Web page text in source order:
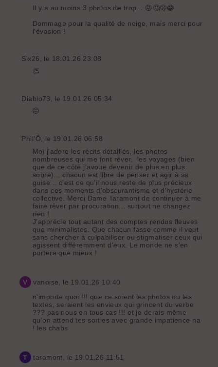
Il y a au moins 3 photos de trop... 😡🤔🫢😂
Dommage pour la qualité de neige, mais merci pour
l'évasion !
Six26 , le 18.01.26 23:08
👏
Diablo73
, le 19.01.26 05:34
🤭
Phil'Ô , le 19.01.26 06:58
Moi j'adore les récits détaillés, les photos
nombreuses qui me font rêver, les voyages (bien
que de ce côté j'avoue devenir de plus en plus
sobre)... chacun est libre de penser et agir à sa
guise... c'est ce qu'il nous reste de plus précieux
dans ces moments d'obscurantisme et d'hystérie
collective. Merci Dame Taramont de continuer à me
faire rêver par procuration... surtout ne changez
rien !
J'apprécie tout autant des comptes rendus fleuves
que minimalistes. Que chacun fasse comme il veut
sans chercher à culpabiliser ou stigmatiser ceux qui
agissent différemment d'eux. Le monde ne s'en
portera que mieux !
V vanoise , le 19.01.26 10:40
n'importe quoi !!! que ce soient les photos ou les
textes, seraient les envieux qui grincent du verbe
??? pas nous en tous cas !!! et je derais même
qu'on attend tes sorties avec grande impatience na
! les chabs
T taramont , le 19.01.26 11:51